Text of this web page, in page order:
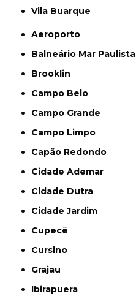
Vila Buarque
Aeroporto
Balneário Mar Paulista
Brooklin
Campo Belo
Campo Grande
Campo Limpo
Capão Redondo
Cidade Ademar
Cidade Dutra
Cidade Jardim
Cupecê
Cursino
Grajau
Ibirapuera